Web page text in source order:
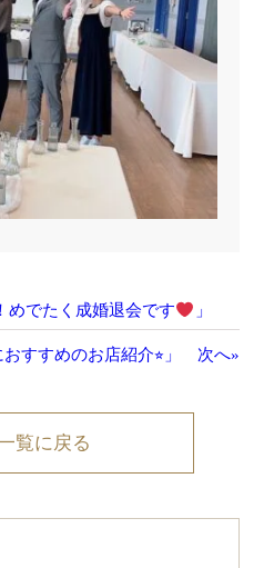
でたく成婚退会です 」
おすすめのお店紹介⭐︎」 次へ»
覧に戻る